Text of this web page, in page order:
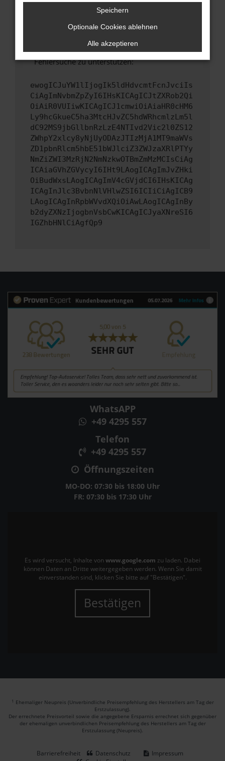
Wende dich an den Webseitenbetreiber.
Wenn du alle oben genannten Schritte versucht
hast, kontaktiere uns bitte. Wir werden
versuchen, das Problem zu beheben. Du kannst
uns diesen Text schicken, um uns bei der
Fehlersuche zu unterstützen:
ewogICJuYW1lIjogIk5ldHdvcmtFcnJvciIs
CiAgImNvbmZpZyI6IHsKICAgICJtZXRob2Qi
OiAiR0VUIiwKICAgICJ1cmwiOiAiaHR0cHM6
Ly9hcGkueC5ha3MtcHJvZC5hdWRhcmlzLm5l
dC92MS9jbGllbnRzLzE4NTIvd2Vic2l0ZS12
ZWhpY2xlcy8yNjUyODAzJTIzMjA1MT9maWVs
ZD1pbnRlcm5hbE51bWJlciZ3ZWJzaXRlPTYy
NmZiZWI3MzRjN2NmNzkwOTBmZmMzMCIsCiAg
ICAiaGVhZGVycyI6IHt9LAogICAgImJvZHki
OiBudWxsLAogICAgImV4cGVjdCI6IHsKICAg
ICAgInJlc3BvbnNlVHlwZSI6ICIiCiAgICB9
LAogICAgInRpbWVvdXQiOiAwLAogICAgInBy
b2dyZXNzIjogbnVsbCwKICAgICJyaXNreSI6
IGZhbHNlCiAgfQp9
WhatsAPP
+49 4295 557
Telefon
+49 4295 557
Öffnungszeiten
MO-DO: 07:30 bis 18:00 Uhr
FR: 07:30 bis 17:30 Uhr
Es wird versucht, Inhalte von www.google.com zu laden. Dabei
können Daten an Dritte weitergegeben werden. Wenn Sie damit
einverstanden sind, klicken Sie bitte auf "Bestätigen".
Bestätigen
1 Ehemaliger Neupreis (Unverbindliche Preisempfehlung des Herstellers am Tag der
Erstzulassung).
Der errechnete Preisvorteil sowie die angegebene Ersparnis errechnet sich gegenüber
der ehemaligen unverbindlichen Preisempfehlung des Herstellers am Tag der
Erstzulassung (Neupreis).
Barrierefreiheit Datenschutz
Impressum
Speichern
Optionale Cookies ablehnen
Alle akzeptieren